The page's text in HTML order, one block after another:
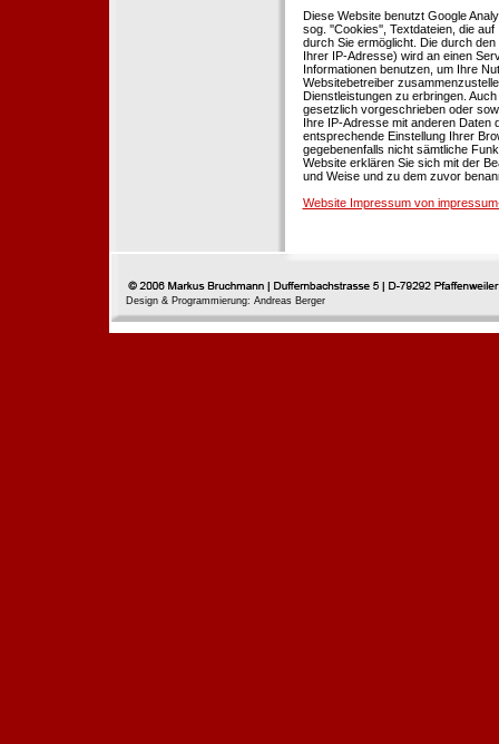
Diese Website benutzt Google
sog. ''Cookies'', Textdateien, die
durch Sie ermöglicht. Die durch
Ihrer IP-Adresse) wird an einen
Informationen benutzen, um Ihre
Websitebetreiber
Dienstleistungen zu erbringen.
gesetzlich vorgeschrieben oder
Ihre IP-Adresse mit anderen Daten
entsprechende Einstellung Ihrer
gegebenenfalls nicht sämtliche
Website erklären Sie sich mit der
und Weise und zu dem zuvor
Website Impressum von
Design & Programmierung: Andreas Berger